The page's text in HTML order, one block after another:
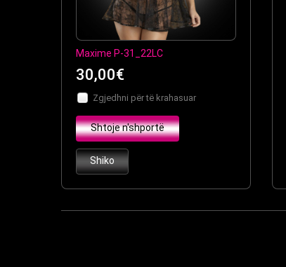
Maxime P-31_22LC
30,00€
Zgjedhni për të krahasuar
Shtoje n'shportë
Shiko